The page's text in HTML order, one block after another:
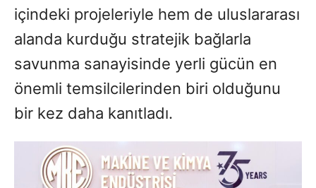
içindeki projeleriyle hem de uluslararası
alanda kurduğu stratejik bağlarla
savunma sanayisinde yerli gücün en
önemli temsilcilerinden biri olduğunu
bir kez daha kanıtladı.